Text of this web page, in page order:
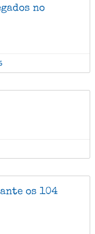
no
os 104